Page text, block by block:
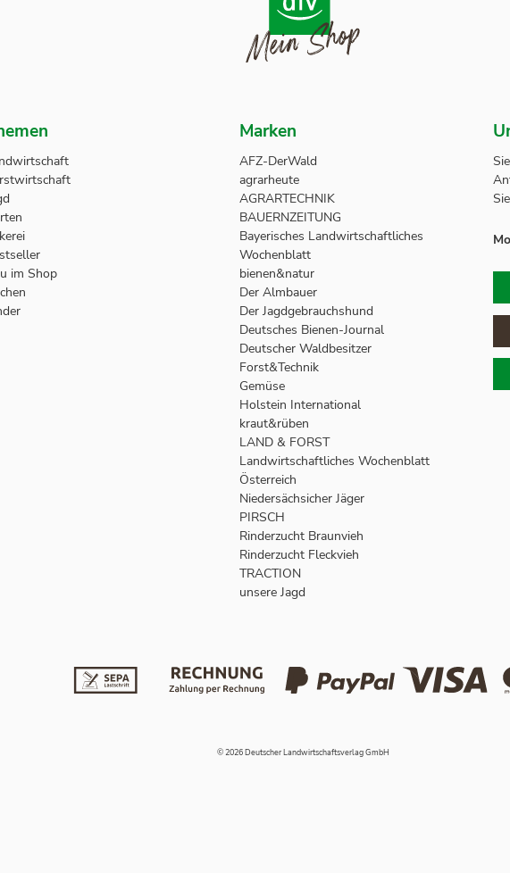
im Shop
Marken
AFZ-DerWald
agrarheute
AGRARTECHNIK
BAUERNZEITUNG
Bayerisches Landwirtschaftliches
Wochenblatt
bienen&natur
Der Almbauer
Der Jagdgebrauchshund
Deutsches Bienen-Journal
Deutscher Waldbesitzer
Forst&Technik
Gemüse
Holstein International
kraut&rüben
LAND & FORST
Landwirtschaftliches Wochenblatt
Österreich
Niedersächsicher Jäger
PIRSCH
Rinderzucht Braunvieh
Rinderzucht Fleckvieh
TRACTION
unsere Jagd
© 2026 Deutscher Landwirtschaftsverlag GmbH